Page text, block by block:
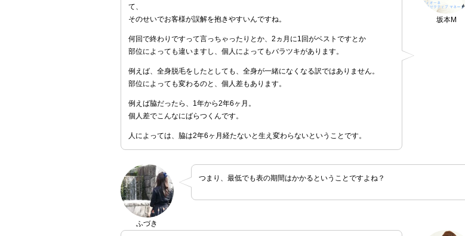
坂本M
て、
そのせいでお客様が誤解を抱きやすいんですね。
何回で終わりですって言っちゃったりとか、2ヵ月に1回がベストですとか
部位によっても違いますし、個人によってもバラツキがあります。
例えば、全身脱毛をしたとしても、全身が一緒になくなる訳ではありません。
部位によっても変わるのと、個人差もあります。
例えば脇だったら、1年から2年6ヶ月。
個人差でこんなにばらつくんです。
人によっては、脇は2年6ヶ月経たないと生え変わらないということです。
ふづき
つまり、最低でも表の期間はかかるということですよね？